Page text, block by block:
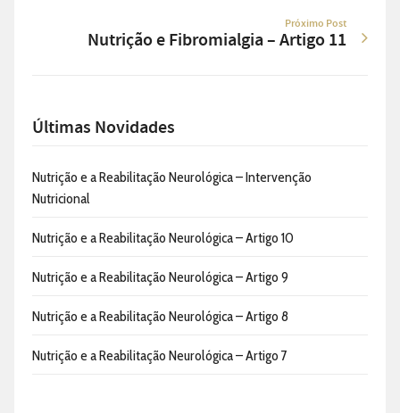
Próximo Post
Nutrição e Fibromialgia – Artigo 11
Últimas Novidades
Nutrição e a Reabilitação Neurológica – Intervenção
Nutricional
Nutrição e a Reabilitação Neurológica – Artigo 10
Nutrição e a Reabilitação Neurológica – Artigo 9
Nutrição e a Reabilitação Neurológica – Artigo 8
Nutrição e a Reabilitação Neurológica – Artigo 7